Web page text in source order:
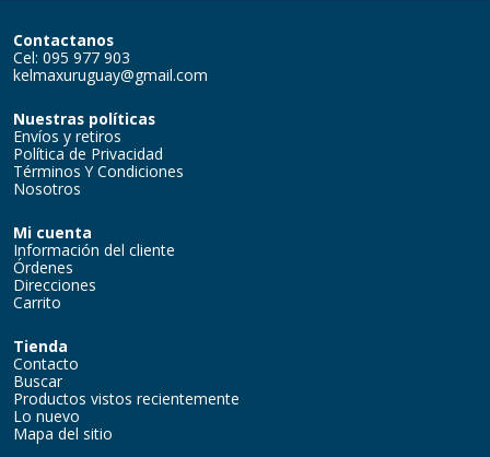
Contactanos
Cel: 095 977 903
kelmaxuruguay@gmail.com
Nuestras políticas
Envíos y retiros
Política de Privacidad
Términos Y Condiciones
Nosotros
Mi cuenta
Información del cliente
Órdenes
Direcciones
Carrito
Tienda
Contacto
Buscar
Productos vistos recientemente
Lo nuevo
Mapa del sitio